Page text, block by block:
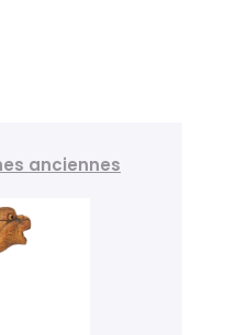
anciennes